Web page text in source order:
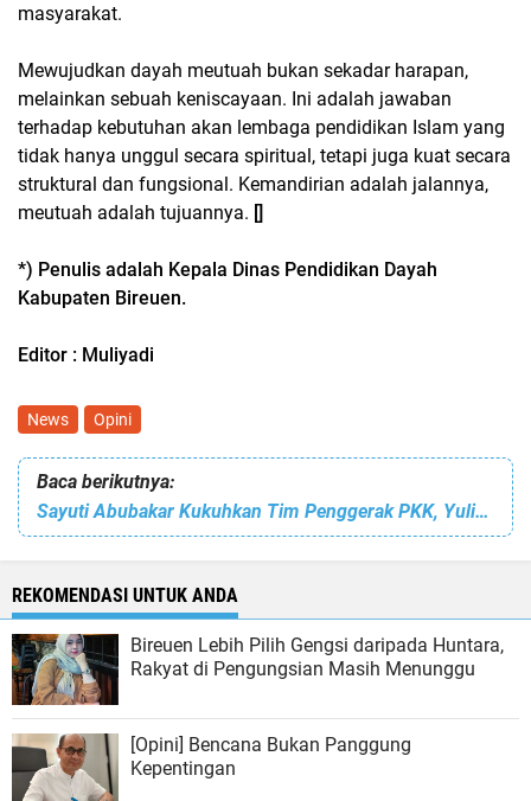
masyarakat.
Mewujudkan dayah meutuah bukan sekadar harapan,
melainkan sebuah keniscayaan. Ini adalah jawaban
terhadap kebutuhan akan lembaga pendidikan Islam yang
tidak hanya unggul secara spiritual, tetapi juga kuat secara
struktural dan fungsional. Kemandirian adalah jalannya,
meutuah adalah tujuannya. []
*) Penulis adalah Kepala Dinas Pendidikan Dayah
Kabupaten Bireuen.
Editor : Muliyadi
News Opini
Baca berikutnya:
Sayuti Abubakar Kukuhkan Tim Penggerak PKK, Yulinda Sayuti Siap Gerakkan Kader hingga Gampong
REKOMENDASI UNTUK ANDA
Bireuen Lebih Pilih Gengsi daripada Huntara,
Rakyat di Pengungsian Masih Menunggu
[Opini] Bencana Bukan Panggung
Kepentingan